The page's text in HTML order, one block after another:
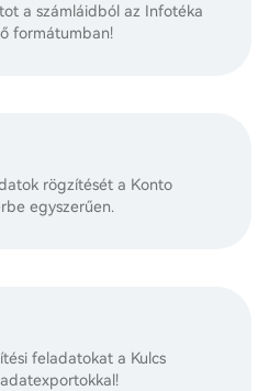
a számláidból az Infotéka
formátumban!
rögzítését a Konto
egyszerűen.
feladatokat a Kulcs